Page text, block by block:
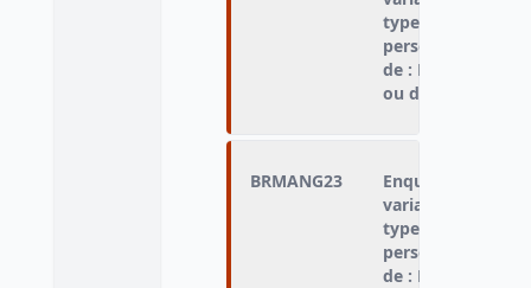
type
personne n'a pas
de : N’a pas
ou de centre
BRMANG23
Enquêté qui n'a
variable « type
type
personne n'a pas
de : Pas de